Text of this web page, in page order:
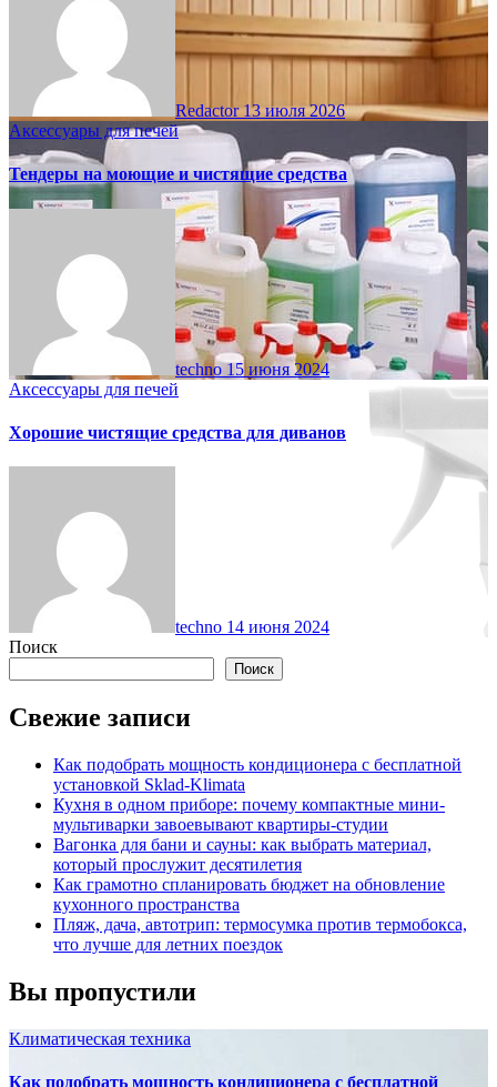
Redactor13 июля 2026
Аксессуары для печей
Тендеры на моющие и чистящие средства
techno15 июня 2024
Аксессуары для печей
Хорошие чистящие средства для диванов
techno 14 июня 2024
Поиск
Поиск
Свежие записи
Как подобрать мощность кондиционера с бесплатной
установкой Sklad-Klimata
Кухня в одном приборе: почему компактные мини-
мультиварки завоевывают квартиры-студии
Вагонка для бани и сауны: как выбрать материал,
который прослужит десятилетия
Как грамотно спланировать бюджет на обновление
кухонного пространства
Пляж, дача, автотрип: термосумка против термобокса,
что лучше для летних поездок
Вы пропустили
Климатическая техника
Как подобрать мощность кондиционера с бесплатной